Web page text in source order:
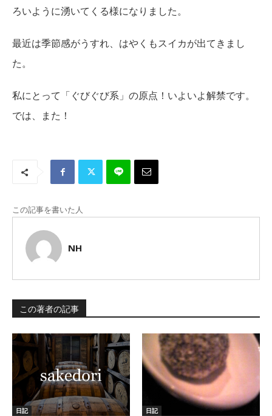
ろいように湧いてくる様になりました。
最近は季節感がうすれ、はやくもスイカが出てきまし
た。
私にとって「ぐびぐび系」の原点！いよいよ解禁です。
では、また！
この記事を書いた人
NH
この著者の記事
日記
日記